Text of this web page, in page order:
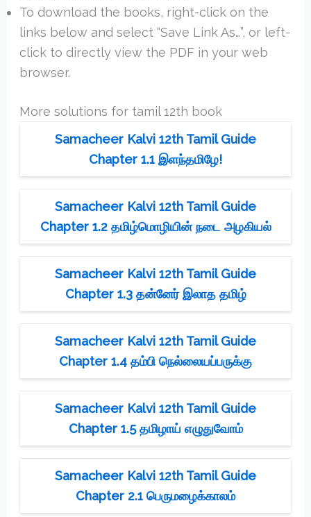
To download the books, right-click on the
links below and select “Save Link As…”, or left-
click to directly view the PDF in your web
browser.
More solutions for tamil 12th book
Samacheer Kalvi 12th Tamil Guide
Chapter 1.1 இளந்தமிழே!
Samacheer Kalvi 12th Tamil Guide
Chapter 1.2 தமிழ்மொழியின் நடை அழகியல்
Samacheer Kalvi 12th Tamil Guide
Chapter 1.3 தன்னேர் இலாத தமிழ்
Samacheer Kalvi 12th Tamil Guide
Chapter 1.4 தம்பி நெல்லையப்பருக்கு
Samacheer Kalvi 12th Tamil Guide
Chapter 1.5 தமிழாய் எழுதுவோம்
Samacheer Kalvi 12th Tamil Guide
Chapter 2.1 பெருமழைக்காலம்